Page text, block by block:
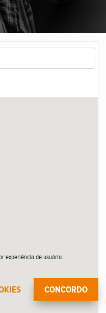
experiência de usuário.
CONCORDO